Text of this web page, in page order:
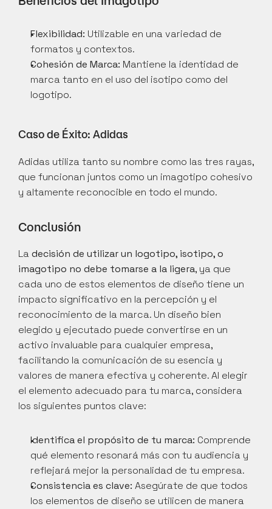
Flexibilidad: Utilizable en una variedad de
formatos y contextos.
Cohesión de Marca: Mantiene la identidad de
marca tanto en el uso del isotipo como del
logotipo.
Caso de Éxito: Adidas
Adidas utiliza tanto su nombre como las tres rayas,
que funcionan juntos como un imagotipo cohesivo
y altamente reconocible en todo el mundo.
Conclusión
La decisión de utilizar un logotipo, isotipo, o
imagotipo no debe tomarse a la ligera, ya que
cada uno de estos elementos de diseño tiene un
impacto significativo en la percepción y el
reconocimiento de la marca. Un diseño bien
elegido y ejecutado puede convertirse en un
activo invaluable para cualquier empresa,
facilitando la comunicación de su esencia y
valores de manera efectiva y coherente. Al elegir
el elemento adecuado para tu marca, considera
los siguientes puntos clave:
Identifica el propósito de tu marca: Comprende
qué elemento resonará más con tu audiencia y
reflejará mejor la personalidad de tu empresa.
Consistencia es clave: Asegúrate de que todos
los elementos de diseño se utilicen de manera